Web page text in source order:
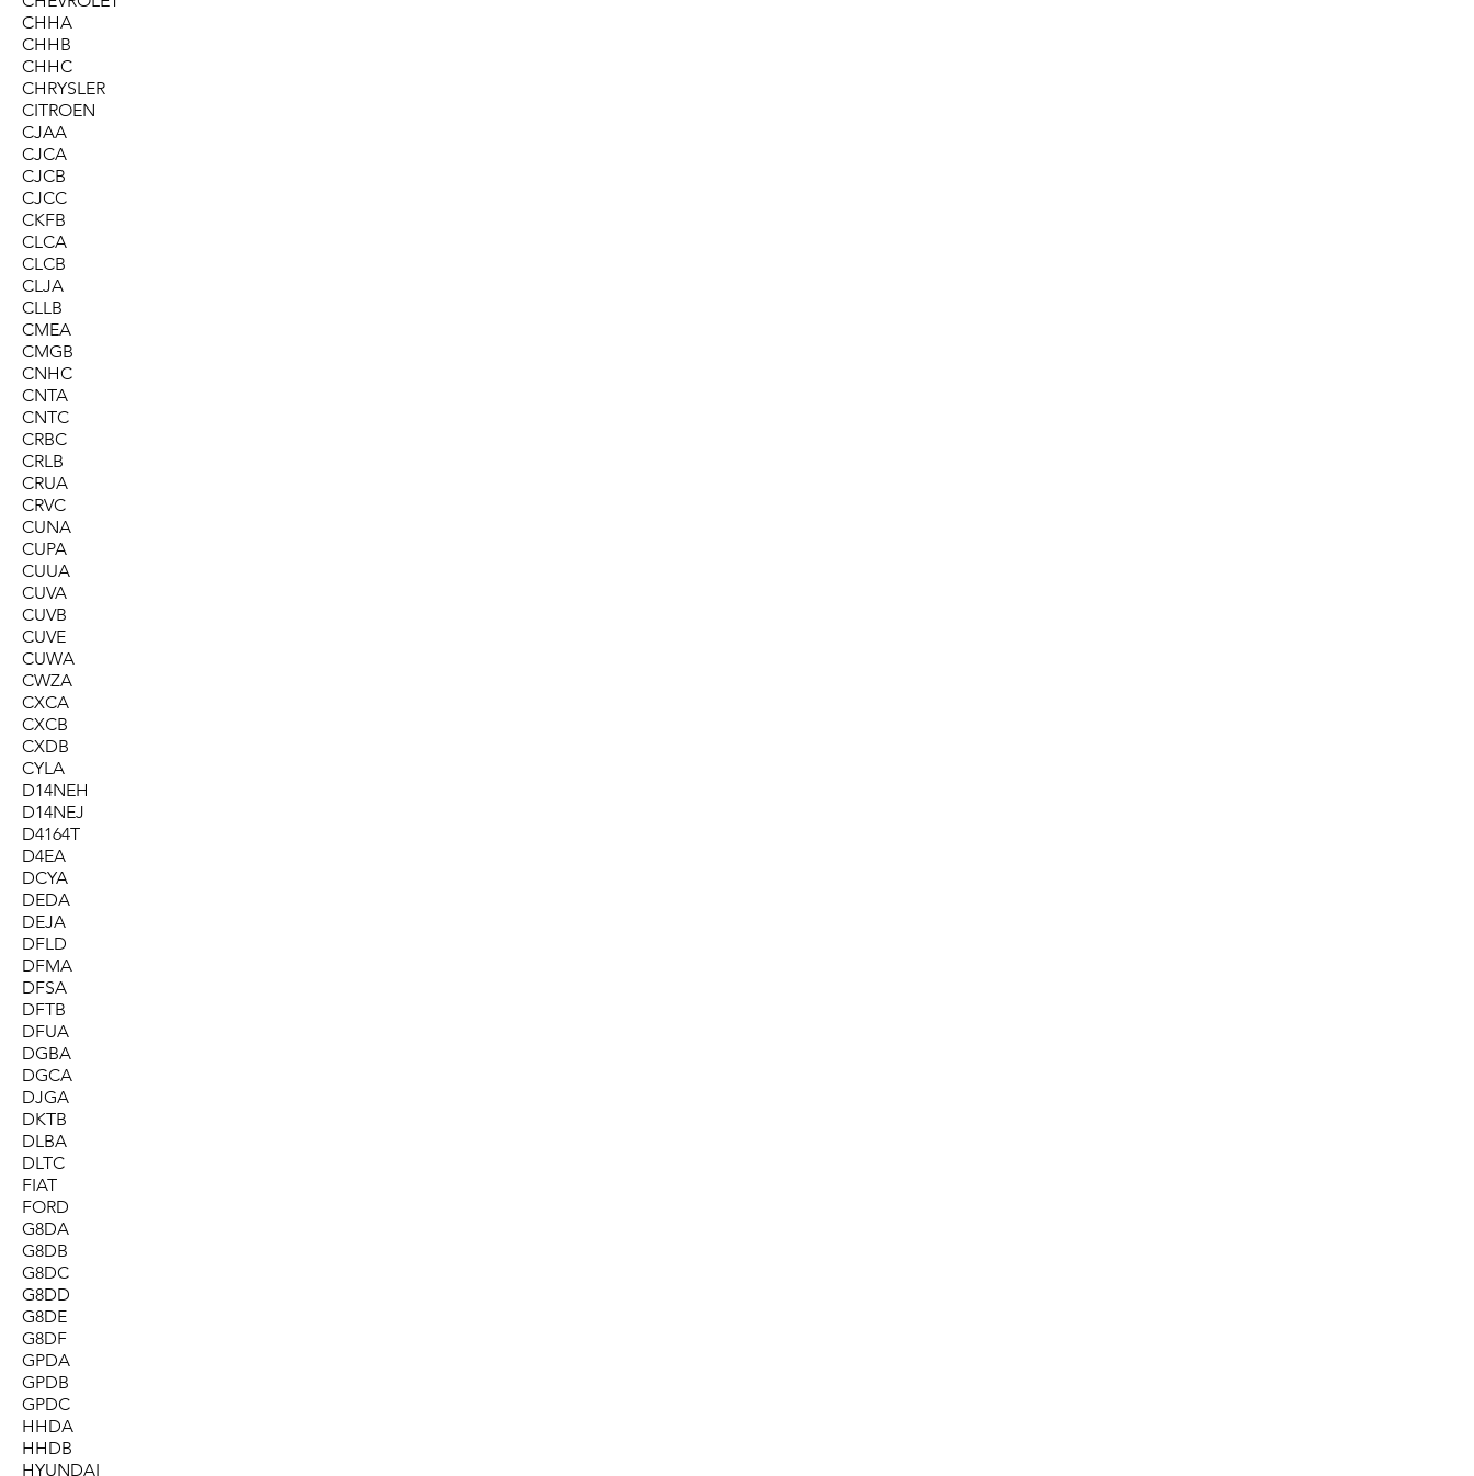
CHHA
CHHB
CHHC
CHRYSLER
CITROEN
CJAA
CJCA
CJCB
CJCC
CKFB
CLCA
CLCB
CLJA
CLLB
CMEA
CMGB
CNHC
CNTA
CNTC
CRBC
CRLB
CRUA
CRVC
CUNA
CUPA
CUUA
CUVA
CUVB
CUVE
CUWA
CWZA
CXCA
CXCB
CXDB
CYLA
D14NEH
D14NEJ
D4164T
D4EA
DCYA
DEDA
DEJA
DFLD
DFMA
DFSA
DFTB
DFUA
DGBA
DGCA
DJGA
DKTB
DLBA
DLTC
FIAT
FORD
G8DA
G8DB
G8DC
G8DD
G8DE
G8DF
GPDA
GPDB
GPDC
HHDA
HHDB
HYUNDAI